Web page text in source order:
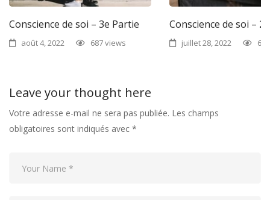
Conscience de soi – 3e Partie
août 4, 2022 687 views
Conscience de soi –
juillet 28, 2022
Leave your thought here
Votre adresse e-mail ne sera pas publiée. Les champs
obligatoires sont indiqués avec *